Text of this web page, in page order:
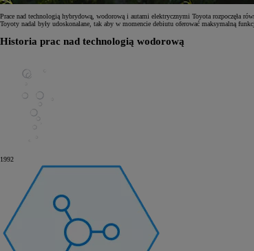
Prace nad technologią hybrydową, wodorową i autami elektrycznymi Toyota rozpoczęła
Toyoty nadal były udoskonalane, tak aby w momencie debiutu oferować maksymalną
Historia prac nad technologią wodorową
1992